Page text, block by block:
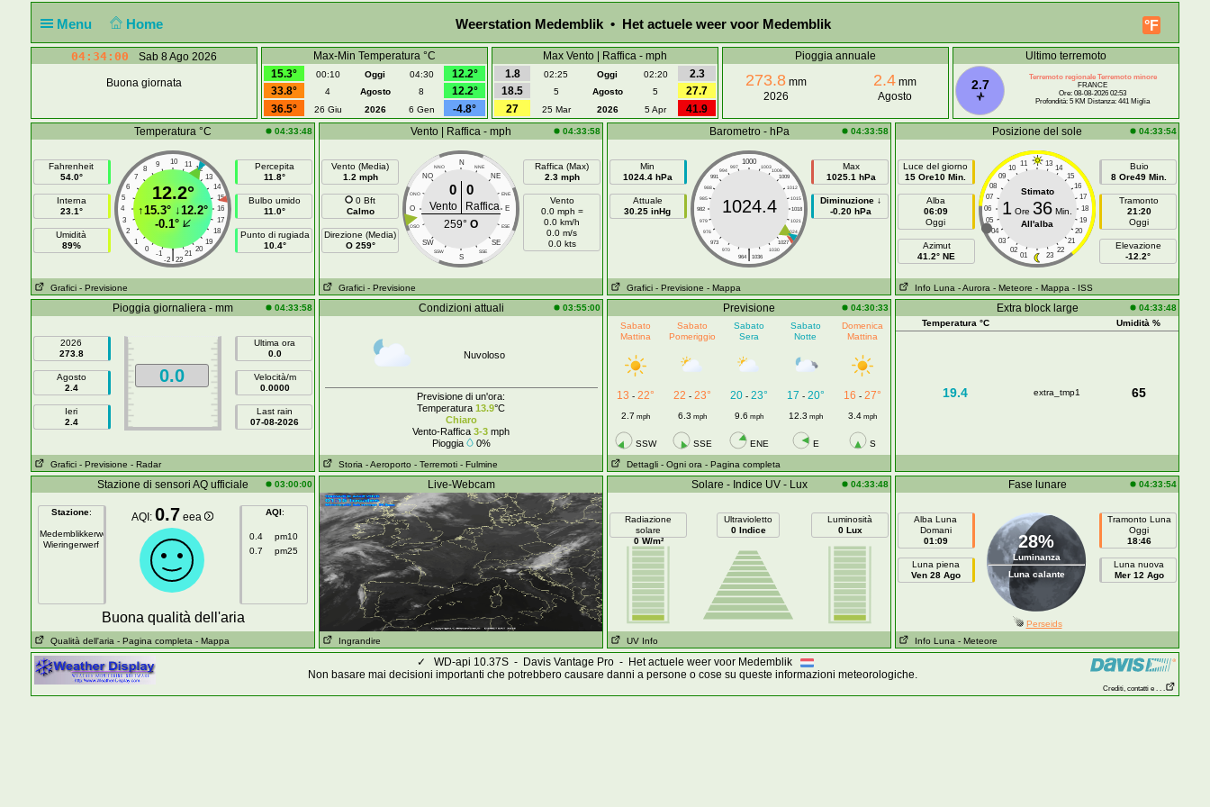
Menu Home °F
Weerstation Medemblik • Het actuele weer voor Medemblik
04:34:00 Sab 8 Ago 2026
Buona giornata
Max-Min Temperatura °C
15.3°
00:10 Oggi 04:30
12.2°
33.8°
4 Agosto 8
12.2°
36.5°
26 Giu 2026 6 Gen -4.8°
Max Vento | Raffica - mph
1.8
02:25 Oggi 02:20
2.3
18.5
5 Agosto 5
27.7
27
25 Mar 2026 5 Apr 41.9
Pioggia annuale
273.8 mm
2026
2.4 mm
Agosto
Ultimo terremoto
2.7
Terremoto regionale Terremoto minore
FRANCE
Ore: 08-08-2026 02:53
Profondità: 5 KM Distanza: 441 Miglia
Temperatura °C 04:33:48
Fahrenheit
54.0°
Interna
23.1°
Umidità
89%
10
9 11
8
12
7
13
6
14
5
15
4
16
3
17
2
18
1
19
0
20
-1 21
|
-2 22
12.2°
↑15.3° ↓12.2°
-0.1°
Percepita
11.8°
Bulbo umido
11.0°
Punto di rugiada
10.4°
Grafici - Previsione
Vento | Raffica - mph 04:33:58
Vento (Media)
1.2 mph
0 Bft
Calmo
Direzione (Media)
O 259°
N
NNO NNE
NO NE
ONO ENE
O E
OSO ESE
SW SE
SSW SSE
S
0 0
Vento
Raffica
259° O
Raffica (Max)
2.3 mph
Vento
0.0 mph =
0.0 km/h
0.0 m/s
0.0 kts
Grafici - Previsione
Barometro - hPa 04:33:58
Min
1024.4 hPa
Attuale
30.25 inHg
1000
997 1003
994
1006
991
1009
988
1012
985
1015
982
1018
979
1021
976
1024
973
1027
970
1030
|
964 1036
1024.4
Max
1025.1 hPa
Diminuzione ↓
-0.20 hPa
Grafici - Previsione - Mappa
Posizione del sole 04:33:54
Luce del giorno
15 Ore10 Min.
Alba
06:09
Oggi
Azimut
41.2° NE
11 13
10
14
09
15
08
16
07
17
06
18
05
19
04
20
03
21
02
22
01 23
Stimato
1 Ore 36 Min.
All'alba
Buio
8 Ore49 Min.
Tramonto
21:20
Oggi
Elevazione
-12.2°
Info Luna - Aurora - Meteore - Mappa - ISS
Pioggia giornaliera - mm 04:33:58
2026
273.8
Agosto
2.4
Ieri
2.4
0.0
Ultima ora
0.0
Velocità/m
0.0000
Last rain
07-08-2026
Grafici - Previsione - Radar
Condizioni attuali 03:55:00
Nuvoloso
Previsione di un'ora:
Temperatura 13.9°C
Chiaro
Vento-Raffica 3-3 mph
Pioggia
0%
Storia - Aeroporto - Terremoti - Fulmine
Previsione
04:30:33
Sabato
Mattina
Sabato
Pomeriggio
Sabato
Sera
Sabato
Notte
Domenica
Mattina
13 - 22° 22 - 23° 20- 23° 17 - 20° 16 - 27°
2.7 mph 6.3 mph 9.6 mph 12.3 mph 3.4mph
SSW SSE ENE E S
Dettagli - Ogni ora - Pagina completa
Extra block large
04:33:48
Temperatura °C
Umidità %
19.4 extra_tmp1 65
Stazione di sensori AQ ufficiale 03:00:00
Stazione:
Medemblikkerweg
Wieringerwerf
AQI: 0.7 eea AQI:
0.4
pm10
0.7
pm25
Buona qualità dell'aria
Qualità dell'aria - Pagina completa - Mappa
Live-Webcam
Ingrandire
Solare - Indice UV - Lux 04:33:48
Radiazione
solare
0 W/m²
Ultravioletto
0 Indice
Luminosità
0 Lux
UV Info
Fase lunare 04:33:54
Alba Luna
Domani
01:09
Luna piena
Ven 28 Ago
28%
Luminanza
Luna calante
Tramonto Luna
Oggi
18:46
Luna nuova
Mer 12 Ago
Perseids
Info Luna - Meteore
✓
WD-api 10.37S - Davis Vantage Pro - Het actuele weer voor Medemblik
Non basare mai decisioni importanti che potrebbero causare danni a persone o cose su queste informazioni meteorologiche.
Crediti, contatti e . . .